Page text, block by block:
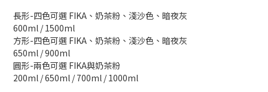
長形-四色可選 FIKA、奶茶粉、淺沙色、暗夜灰
600ml / 1500ml
方形-四色可選 FIKA、奶茶粉、淺沙色、暗夜灰
650ml / 900ml
圓形-兩色可選 FIKA與奶茶粉
200ml / 650ml / 700ml / 1000ml